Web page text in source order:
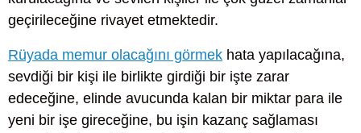
geçirileceğine rivayet etmektedir.
Rüyada memur olacağını görmek hata yapılacağına,
sevdiği bir kişi ile birlikte girdiği bir işte zarar
edeceğine, elinde avucunda kalan bir miktar para ile
yeni bir işe gireceğine, bu işin kazanç sağlaması